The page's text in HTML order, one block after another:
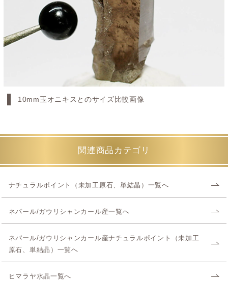
10mm玉オニキスとのサイズ比較画像
関連商品カテゴリ
ナチュラルポイント（未加工原石、単結晶）一覧へ
ネパール/ガウリシャンカール産一覧へ
ネパール/ガウリシャンカール産ナチュラルポイント（未加工
原石、単結晶）一覧へ
ヒマラヤ水晶一覧へ